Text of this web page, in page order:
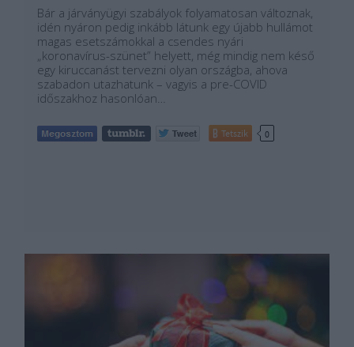
Bár a járványügyi szabályok folyamatosan változnak,
idén nyáron pedig inkább látunk egy újabb hullámot
magas esetszámokkal a csendes nyári
„koronavírus-szünet” helyett, még mindig nem késő
egy kiruccanást tervezni olyan országba, ahova
szabadon utazhatunk – vagyis a pre-COVID
időszakhoz hasonlóan…
Tetszik 0